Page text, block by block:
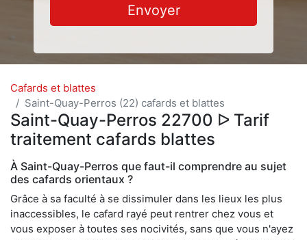
Envoyer
Cafards et blattes
Saint-Quay-Perros (22) cafards et blattes
Saint-Quay-Perros 22700 ᐅ Tarif
traitement cafards blattes
À Saint-Quay-Perros que faut-il comprendre au sujet
des cafards orientaux ?
Grâce à sa faculté à se dissimuler dans les lieux les plus
inaccessibles, le cafard rayé peut rentrer chez vous et
vous exposer à toutes ses nocivités, sans que vous n'ayez